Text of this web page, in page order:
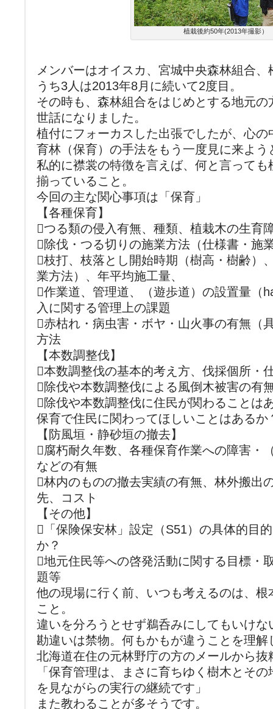
植栽後約50年(2013年撮影）
メンバーはオイスカ、宮城中央森林組合
うち3人は2013年8月に続いて2度目。
その時も、森林組合をはじめとする地元
世話になりました。
植付にフォーカスした出張でしたが、心
育林（保育）の手法をもう一度見に来よう
私的に襟裳の特徴を言えば、何と言って
揃っていること。
今回の主な関心事項は「保育」
【各種保育】
つる類の侵入有無、種類、植栽木の生育
除伐・つる切りの施業方法（仕様書・施
枝打、枝落とし開始時期（樹高・樹齢）
業方法）、年平均施工量、
作業道、管理道、（遊歩道）の設置量（
入に関する管理上の課題
赤枯れ・病虫害・ボヤ・山火事の有無（
方法
【本数調整伐】
本数調整伐の基本的考え方、伐採個所・
除伐や本数調整伐による風倒木被害の有
除伐や本数調整伐に住民が関わることは
保育で住民に関わってほしいことはあるか
【防風垣・静砂垣の撤去】
腐朽耐久年数、各種保育作業への障害・
などの有無
林内のものの撤去実績の有無、林外搬出
先、コスト
【その他】
「保険保安林」設定（S51）の具体的目
か？
地元住民等への啓発活動に関する目標・
題等
他の現場に行く前、いつも考えるのは、
こと。
違いを分ろうとせず鵜呑みにしてもいけな
勘違いは禁物。何もかもが違うことを理解
北海道在住の元林野庁の方のメールから抜
「保育管理は、まさに育ちゆく樹木とそ
を見ながらの実行の継続です」
また教わることが多そうです。